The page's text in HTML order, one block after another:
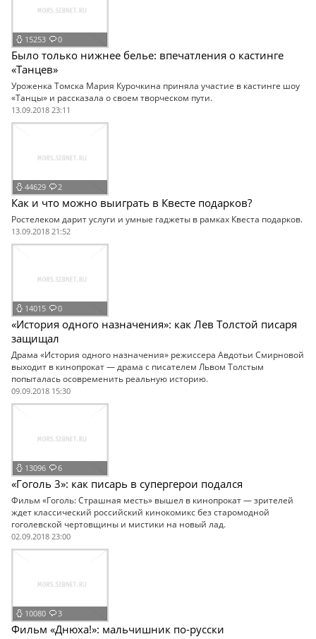
15253 0
Было только нижнее белье: впечатления о кастинге
«Танцев»
Уроженка Томска Мария Курочкина приняла участие в кастинге шоу
«Танцы» и рассказала о своем творческом пути.
13.09.2018 23:11
44629 2
Как и что можно выиграть в Квесте подарков?
Ростелеком дарит услуги и умные гаджеты в рамках Квеста подарков.
13.09.2018 21:52
14015 0
«История одного назначения»: как Лев Толстой писаря
защищал
Драма «История одного назначения» режиссера Авдотьи Смирновой
выходит в кинопрокат — драма с писателем Львом Толстым
попыталась осовременить реальную историю.
09.09.2018 15:30
13096 6
«Гоголь 3»: как писарь в супергерои подался
Фильм «Гоголь: Страшная месть» вышел в кинопрокат — зрителей
ждет классический российский кинокомикс без старомодной
гоголевской чертовщины и мистики на новый лад.
02.09.2018 23:00
10080 3
Фильм «Днюха!»: мальчишник по-русски